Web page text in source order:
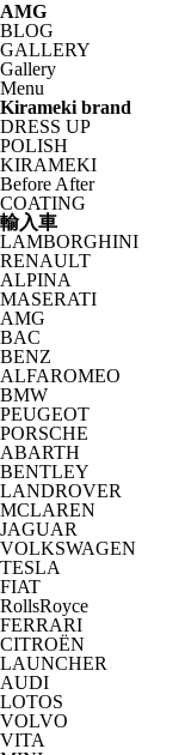
AMG
BLOG
GALLERY
Gallery
Menu
Kirameki brand
DRESS UP
POLISH
KIRAMEKI
Before After
COATING
輸入車
LAMBORGHINI
RENAULT
ALPINA
MASERATI
AMG
BAC
BENZ
ALFAROMEO
BMW
PEUGEOT
PORSCHE
ABARTH
BENTLEY
LANDROVER
MCLAREN
JAGUAR
VOLKSWAGEN
TESLA
FIAT
RollsRoyce
FERRARI
CITROËN
LAUNCHER
AUDI
LOTOS
VOLVO
VITA